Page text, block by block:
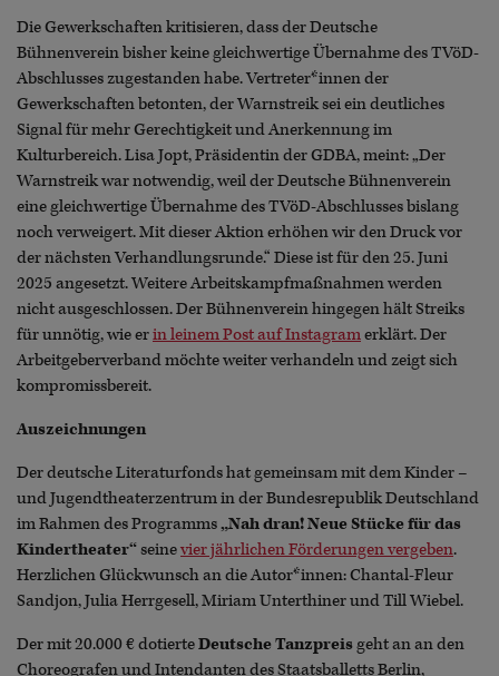
Die Gewerkschaften kritisieren, dass der Deutsche
Bühnenverein bisher keine gleichwertige Übernahme des TVöD-
Abschlusses zugestanden habe. Vertreter*innen der
Gewerkschaften betonten, der Warnstreik sei ein deutliches
Signal für mehr Gerechtigkeit und Anerkennung im
Kulturbereich. Lisa Jopt, Präsidentin der GDBA, meint: „Der
Warnstreik war notwendig, weil der Deutsche Bühnenverein
eine gleichwertige Übernahme des TVöD-Abschlusses bislang
noch verweigert. Mit dieser Aktion erhöhen wir den Druck vor
der nächsten Verhandlungsrunde.“ Diese ist für den 25. Juni
2025 angesetzt. Weitere Arbeitskampfmaßnahmen werden
nicht ausgeschlossen. Der Bühnenverein hingegen hält Streiks
für unnötig, wie erin leinem Post auf Instagramerklärt. Der
Arbeitgeberverband möchte weiter verhandeln und zeigt sich
kompromissbereit.
Auszeichnungen
Der deutsche Literaturfonds hat gemeinsam mit dem Kinder –
und Jugendtheaterzentrum in der Bundesrepublik Deutschland
im Rahmen des Programms„Nah dran! Neue Stücke für das
Kindertheater“seinevier jährlichen Förderungen vergeben.
Herzlichen Glückwunsch an die Autor*innen: Chantal-Fleur
Sandjon, Julia Herrgesell, Miriam Unterthiner und Till Wiebel.
Der mit 20.000 € dotierteDeutsche Tanzpreisgeht an an den
Choreografen und Intendanten des Staatsballetts Berlin,